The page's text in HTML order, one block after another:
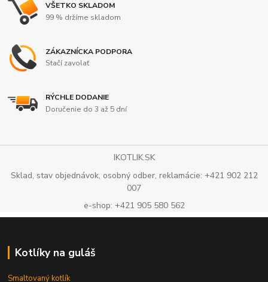
VŠETKO SKLADOM
99 % držíme skladom
ZÁKAZNÍCKA PODPORA
Stačí zavolať
RÝCHLE DODANIE
Doručenie do 3 až 5 dní
IKOTLIK.SK
Sklad, stav objednávok, osobný odber, reklamácie: +421 902 212
007
e-shop: +421 905 580 562
Kotlíky na guláš
Smaltovaný kotlík